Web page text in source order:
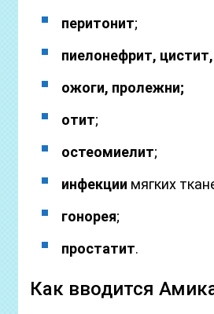
перитонит;
пиелонефрит,
ожоги, пролежни;
отит;
остеомиелит;
инфекции мягких
гонорея;
простатит.
Как вводится